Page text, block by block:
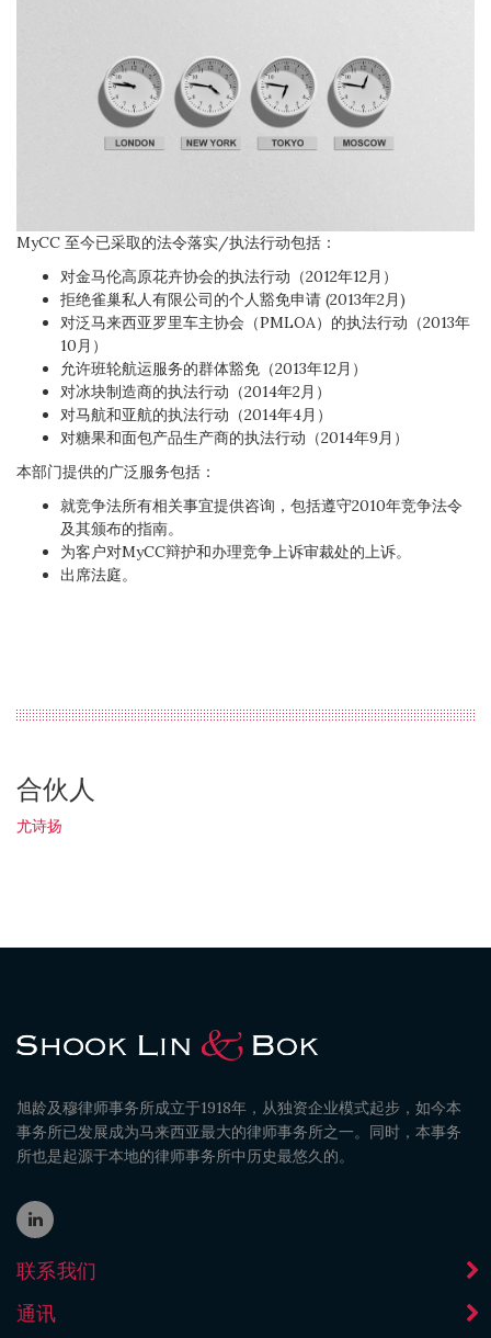
MyCC 至今已采取的法令落实/执法行动包括：
对金马伦高原花卉协会的执法行动（2012年12月）
拒绝雀巢私人有限公司的个人豁免申请 (2013年2月)
对泛马来西亚罗里车主协会（PMLOA）的执法行动（2013年
10月）
允许班轮航运服务的群体豁免（2013年12月）
对冰块制造商的执法行动（2014年2月）
对马航和亚航的执法行动（2014年4月）
对糖果和面包产品生产商的执法行动（2014年9月）
本部门提供的广泛服务包括：
就竞争法所有相关事宜提供咨询，包括遵守2010年竞争法令
及其颁布的指南。
为客户对MyCC辩护和办理竞争上诉审裁处的上诉。
出席法庭。
合伙人
尤诗扬
旭龄及穆律师事务所成立于1918年，从独资企业模式起步，如今本
事务所已发展成为马来西亚最大的律师事务所之一。同时，本事务
所也是起源于本地的律师事务所中历史最悠久的。
联系我们
通讯